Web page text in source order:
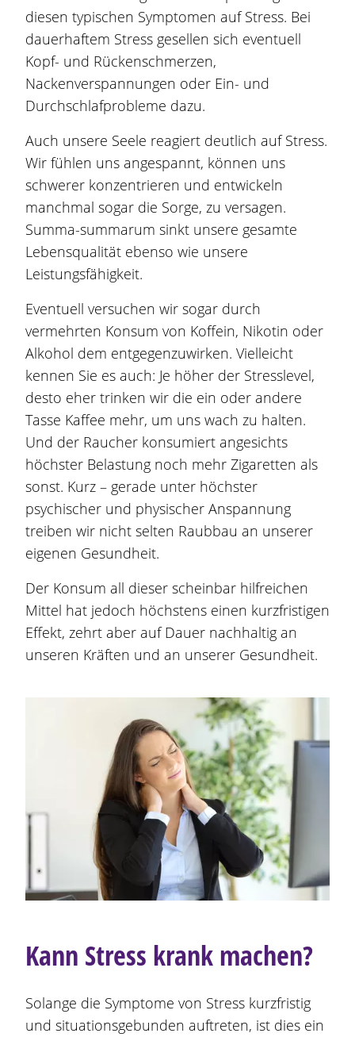
diesen typischen Symptomen auf Stress. Bei
dauerhaftem Stress gesellen sich eventuell
Kopf- und Rückenschmerzen,
Nackenverspannungen oder Ein- und
Durchschlafprobleme dazu.
Auch unsere Seele reagiert deutlich auf Stress.
Wir fühlen uns angespannt, können uns
schwerer konzentrieren und entwickeln
manchmal sogar die Sorge, zu versagen.
Summa-summarum sinkt unsere gesamte
Lebensqualität ebenso wie unsere
Leistungsfähigkeit.
Eventuell versuchen wir sogar durch
vermehrten Konsum von Koffein, Nikotin oder
Alkohol dem entgegenzuwirken. Vielleicht
kennen Sie es auch: Je höher der Stresslevel,
desto eher trinken wir die ein oder andere
Tasse Kaffee mehr, um uns wach zu halten.
Und der Raucher konsumiert angesichts
höchster Belastung noch mehr Zigaretten als
sonst. Kurz – gerade unter höchster
psychischer und physischer Anspannung
treiben wir nicht selten Raubbau an unserer
eigenen Gesundheit.
Der Konsum all dieser scheinbar hilfreichen
Mittel hat jedoch höchstens einen kurzfristigen
Effekt, zehrt aber auf Dauer nachhaltig an
unseren Kräften und an unserer Gesundheit.
Kann Stress krank machen?
Solange die Symptome von Stress kurzfristig
und situationsgebunden auftreten, ist dies ein